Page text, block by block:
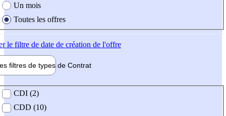
Un mois
Toutes les offres
le filtre de date de création de l'offre
filtres de types de Contrat
contrat
CDI (2)
CDD (10)